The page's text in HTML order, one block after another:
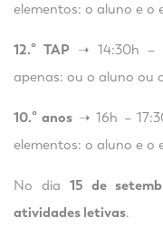
elementos: o aluno e o
12.º TAP ➝ 14:30h –
apenas: ou o aluno ou
10.º anos ➝ 16h –
elementos: o aluno e o
No dia15 de
atividades letivas.